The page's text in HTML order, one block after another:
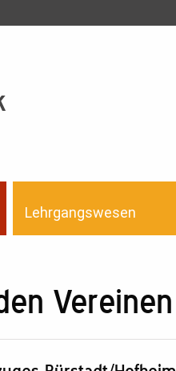
Lehrgangswesen
Vereinen